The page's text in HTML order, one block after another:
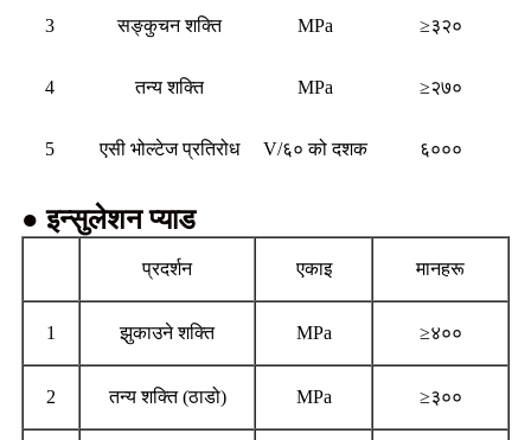
3 सङ्कुचन शक्ति MPa ≥३२०
4 तन्य शक्ति MPa ≥२७०
5 एसी भोल्टेज प्रतिरोध V/६० को दशक ६०००
● इन्सुलेशन प्याड
प्रदर्शन एकाइ मानहरू
1 झुकाउने शक्ति MPa ≥४००
2 तन्य शक्ति (ठाडो) MPa ≥३००